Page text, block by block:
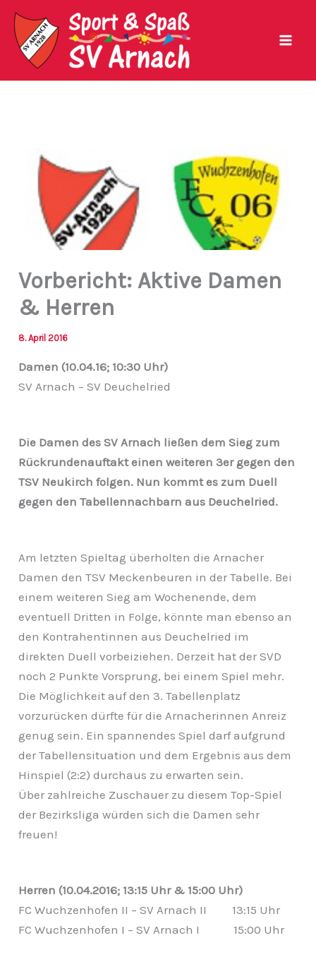
Zum
Inhalt
springen
Vorbericht: Aktive Damen
& Herren
8. April 2016
Damen (10.04.16; 10:30 Uhr)
SV Arnach – SV Deuchelried
Die Damen des SV Arnach ließen dem Sieg zum
Rückrundenauftakt einen weiteren 3er gegen den
TSV Neukirch folgen. Nun kommt es zum Duell
gegen den Tabellennachbarn aus Deuchelried.
Am letzten Spieltag überholten die Arnacher
Damen den TSV Meckenbeuren in der Tabelle. Bei
einem weiteren Sieg am Wochenende, dem
eventuell Dritten in Folge, könnte man ebenso an
den Kontrahentinnen aus Deuchelried im
direkten Duell vorbeiziehen. Derzeit hat der SVD
noch 2 Punkte Vorsprung, bei einem Spiel mehr.
Die Möglichkeit auf den 3. Tabellenplatz
vorzurücken dürfte für die Arnacherinnen Anreiz
genug sein. Ein spannendes Spiel darf aufgrund
der Tabellensituation und dem Ergebnis aus dem
Hinspiel (2:2) durchaus zu erwarten sein.
Über zahlreiche Zuschauer zu diesem Top-Spiel
der Bezirksliga würden sich die Damen sehr
freuen!
Herren (10.04.2016; 13:15 Uhr & 15:00 Uhr)
FC Wuchzenhofen II – SV Arnach II 13:15 Uhr
FC Wuchzenhofen I – SV Arnach I 15:00 Uhr